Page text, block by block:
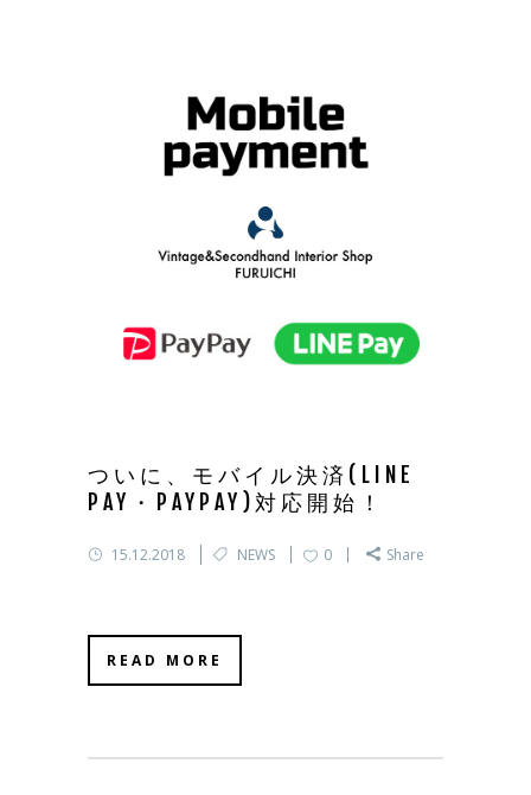
ついに、モバイル決済(LINE
PAY・PAYPAY)対応開始！
15.12.2018 NEWS 0 Share
READ MORE